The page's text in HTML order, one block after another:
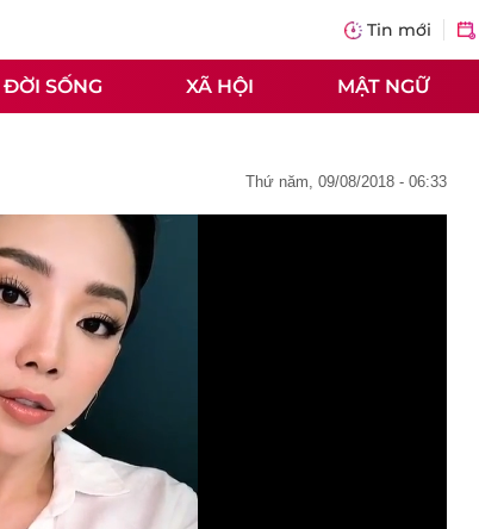
Tin mới
ĐỜI SỐNG XÃ HỘI MẬT NGỮ
thứ năm, 09/08/2018 - 06:33